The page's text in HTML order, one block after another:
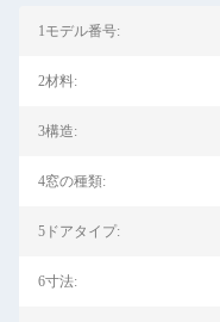
1モデル番号:
2材料:
3構造:
4窓の種類:
5ドアタイプ:
6寸法: